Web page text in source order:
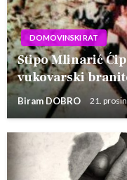
DOMOVINSKI RAT
Stipo Mlinarić
vukovarski
Biram DOBRO 21.